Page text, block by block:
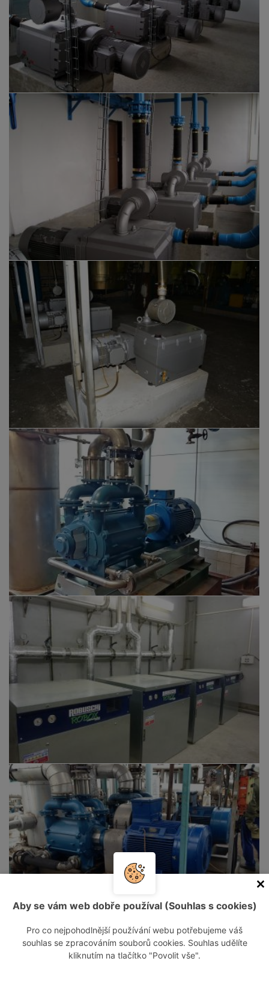
Aby se vám web dobře používal (Souhlas s cookies)
Pro co nejpohodlnější používání webu potřebujeme váš
souhlas se zpracováním souborů cookies. Souhlas udělíte
kliknutím na tlačítko "Povolit vše".